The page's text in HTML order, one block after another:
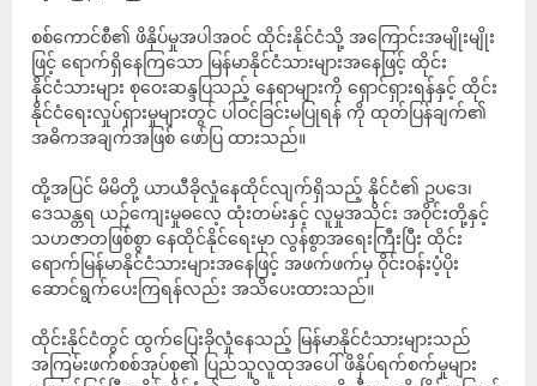
စစ်ကောင်စီ၏ ဖိနှိပ်မှုအပါအဝင် ထိုင်းနိုင်ငံသို့ အကြောင်းအမျိုးမျိုး
ဖြင့် ရောက်ရှိနေကြသော မြန်မာနိုင်ငံသားများအနေဖြင့် ထိုင်း
နိုင်ငံသားများ စုဝေးဆန္ဒပြသည့် နေရာများကို ရှောင်ရှားရန်နှင့် ထိုင်း
နိုင်ငံရေးလှုပ်ရှားမှုများတွင် ပါဝင်ခြင်းမပြုရန် ကို ထုတ်ပြန်ချက်၏
အဓိကအချက်အဖြစ် ဖော်ပြ ထားသည်။
ထို့အပြင် မိမိတို့ ယာယီခိုလှုံနေထိုင်လျက်ရှိသည့် နိုင်ငံ၏ ဥပဒေ၊
ဒေသန္တရ ယဉ်ကျေးမှုဓလေ့ ထုံးတမ်းနှင့် လူမှုအသိုင်း အဝိုင်းတို့နှင့်
သဟဇာတဖြစ်စွာ နေထိုင်နိုင်ရေးမှာ လွန်စွာအရေးကြီးပြီး ထိုင်း
ရောက်မြန်မာနိုင်ငံသားများအနေဖြင့် အဖက်ဖက်မှ ဝိုင်းဝန်းပံ့ပိုး
ဆောင်ရွက်ပေးကြရန်လည်း အသိပေးထားသည်။
ထိုင်းနိုင်ငံတွင် ထွက်ပြေးခိုလှုံနေသည့် မြန်မာနိုင်ငံသားများသည်
အကြမ်းဖက်စစ်အုပ်စု၏ ပြည်သူလူထုအပေါ် ဖိနှိပ်ရက်စက်မှုများ